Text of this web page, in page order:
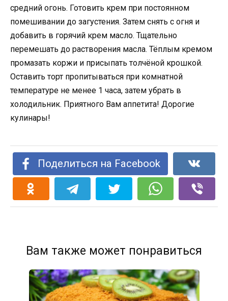
средний огонь. Готовить крем при постоянном
помешивании до загустения. Затем снять с огня и
добавить в горячий крем масло. Тщательно
перемешать до растворения масла. Тёплым кремом
промазать коржи и присыпать толчёной крошкой.
Оставить торт пропитываться при комнатной
температуре не менее 1 часа, затем убрать в
холодильник. Приятного Вам аппетита! Дорогие
кулинары!
Поделиться на Facebook
Вам также может понравиться